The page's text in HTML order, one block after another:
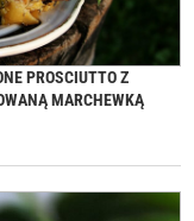
PROSCIUTTO Z
MARCHEWKĄ